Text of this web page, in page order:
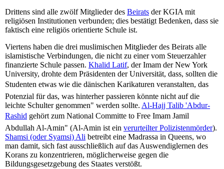
Drittens sind alle zwölf Mitglieder des Beirats der KGIA mit
religiösen Institutionen verbunden; dies bestätigt Bedenken, dass sie
faktisch eine religiös orientierte Schule ist.
Viertens haben die drei muslimischen Mitglieder des Beirats alle
islamistische Verbindungen, die nicht zu einer vom Steuerzahler
finanzierte Schule passen. Khalid Latif, der Imam der New York
University, drohte dem Präsidenten der Universität, dass, sollten die
Studenten etwas wie die dänischen Karikaturen veranstalten, das
Potenzial für das, was hinterher passieren könnte nicht auf die
leichte Schulter genommen" werden sollte. Al-Hajj Talib 'Abdur-
Rashid gehört zum National Committe to Free Imam Jamil
Abdullah Al-Amin" (Al-Amin ist ein verurteilter Polizistenmörder).
Shamsi (oder Syamsi) Ali betreibt eine Madrassa in Queens, wo
man damit, sich fast ausschließlich auf das Auswendiglernen des
Korans zu konzentrieren, möglicherweise gegen die
Bildungsgesetzgebung des Staates verstößt.